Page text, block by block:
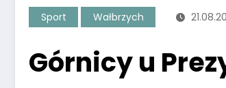
Sport Wałbrzych
Górnicy u